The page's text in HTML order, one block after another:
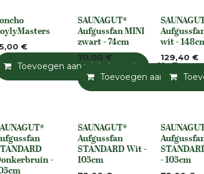
€
Toevoegen aan winkelmandje
None
SAUNAGUT®
Aufgussfan MINI
zwart - 74cm
70,00 €
Toevoegen aan
None
wit -
129,40 €
-
None
SAUNAGUT®
Aufgussfan
STANDARD Wit -
105cm
None
- 105cm